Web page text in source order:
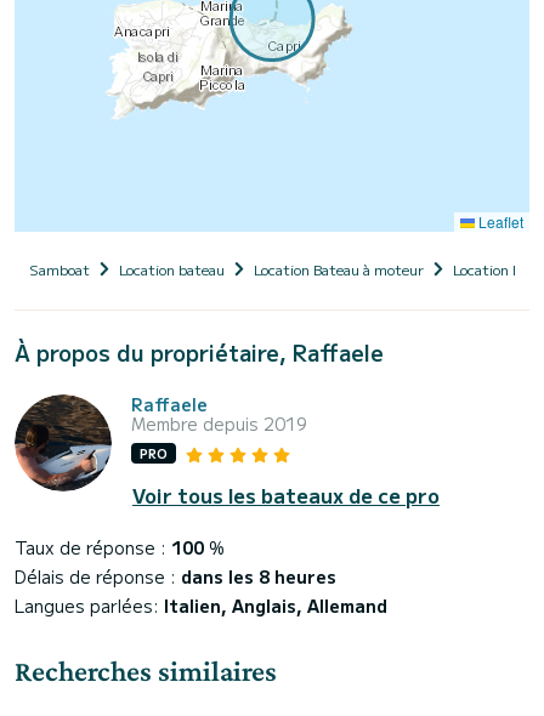
Leaflet
Samboat Location bateau Location Bateau à moteur Location
À propos du propriétaire, Raffaele
Raffaele
Membre depuis 2019
PRO
Voir tous les bateaux de ce pro
Taux de réponse : 100 %
Délais de réponse : dans les 8 heures
Langues parlées: Italien, Anglais, Allemand
Recherches similaires